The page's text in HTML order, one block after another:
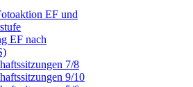
EF und
EF nach
7/8
9/10